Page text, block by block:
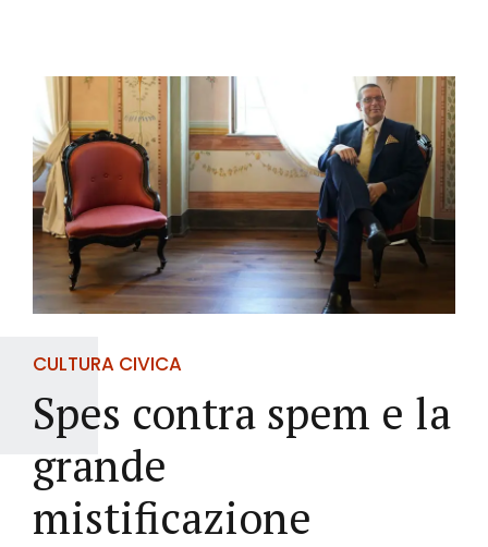
CULTURA CIVICA
Spes contra spem e la
grande
mistificazione